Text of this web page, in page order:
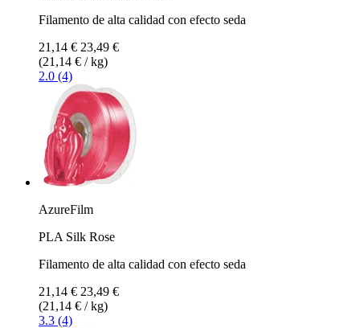
Filamento de alta calidad con efecto seda
21,14 € 23,49 €
(21,14 € / kg)
2.0 (4)
AzureFilm
PLA Silk Rose
Filamento de alta calidad con efecto seda
21,14 € 23,49 €
(21,14 € / kg)
3.3 (4)